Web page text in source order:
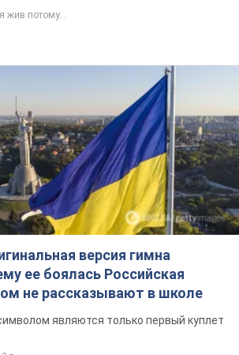
версия гимна
ее боялась Российская
не рассказывают в школе
являются только первый куплет
т.
– 53: что
детях секс-
они выглядят
карьеры, артист не
т.